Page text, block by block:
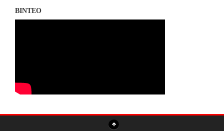
ΒΙΝΤΕΟ